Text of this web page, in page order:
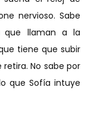
nervioso. Sabe
que llaman a la
tiene que subir
No sabe por
que Sofía intuye